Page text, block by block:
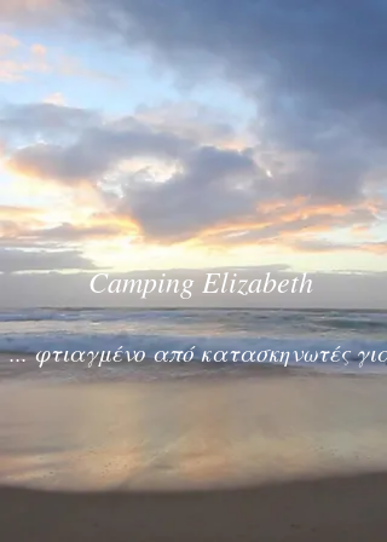
Camping Elizabeth
... φτιαγμένο από κατασκηνωτές